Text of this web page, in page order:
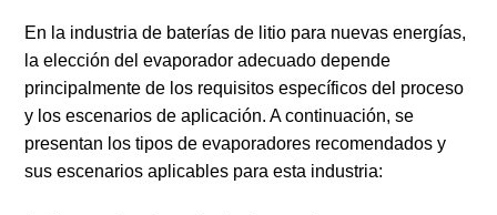
En la industria de baterías de litio para nuevas energías,
la elección del evaporador adecuado depende
principalmente de los requisitos específicos del proceso
y los escenarios de aplicación. A continuación, se
presentan los tipos de evaporadores recomendados y
sus escenarios aplicables para esta industria: